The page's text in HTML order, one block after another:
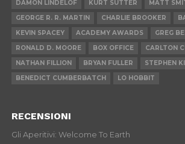
DAMON LINDELOF
KURT SUTTER MATT
GEORGE R. R. MARTIN
CHARLIE BROOKER
KEVIN SPACEY
ACADEMY AWARDS
GREG
RONALD D. MOORE
BOX OFFICE
CARLTON
NATHAN FILLION
BRYAN FULLER
STEPHEN
BENEDICT CUMBERBATCH
LO HOBBIT
RECENSIONI
Gli Aperitivi: Welcome To Earth